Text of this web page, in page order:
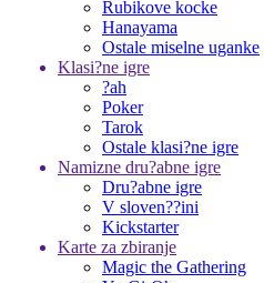
Rubikove kocke
Hanayama
Ostale miselne uganke
Klasi?ne igre
?ah
Poker
Tarok
Ostale klasi?ne igre
Namizne dru?abne igre
Dru?abne igre
V sloven??ini
Kickstarter
Karte za zbiranje
Magic the Gathering